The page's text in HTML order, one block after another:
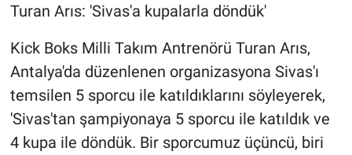
Turan Arıs: 'Sivas'a kupalarla döndük'
Kick Boks Milli Takım Antrenörü Turan Arıs,
Antalya'da düzenlenen organizasyona Sivas'ı
temsilen 5 sporcu ile katıldıklarını söyleyerek,
'Sivas'tan şampiyonaya 5 sporcu ile katıldık ve
4 kupa ile döndük. Bir sporcumuz üçüncü, biri